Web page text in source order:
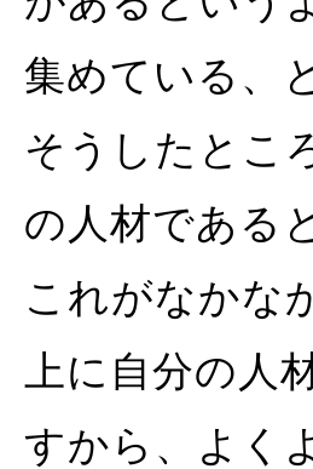
集めている、
そうしたとこ
の人材である
これがなかな
上に自分の人
すから、よく